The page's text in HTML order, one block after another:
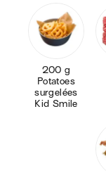
200 g
Potatoes
surgelées
Kid Smile